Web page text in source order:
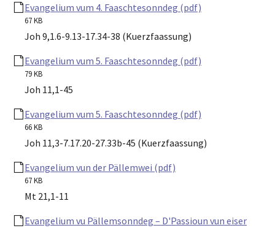
Evangelium vum 4. Faaschtesonndeg (pdf)
67 KB
Joh 9,1.6-9.13-17.34-38 (Kuerzfaassung)
Evangelium vum 5. Faaschtesonndeg (pdf)
79 KB
Joh 11,1-45
Evangelium vum 5. Faaschtesonndeg (pdf)
66 KB
Joh 11,3-7.17.20-27.33b-45 (Kuerzfaassung)
Evangelium vun der Pällemwei (pdf)
67 KB
Mt 21,1-11
Evangelium vu Pällemsonndeg – D'Passioun vun eiser